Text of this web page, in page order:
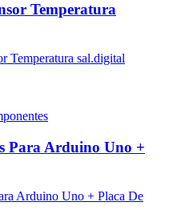
Temperatura
Para Arduino Uno +